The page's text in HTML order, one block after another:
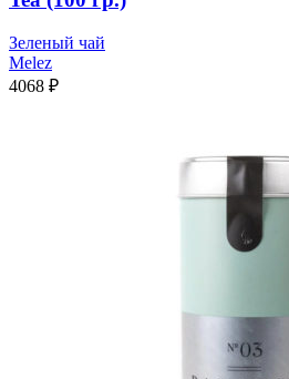
Зеленый чай
Melez
4068 ₽